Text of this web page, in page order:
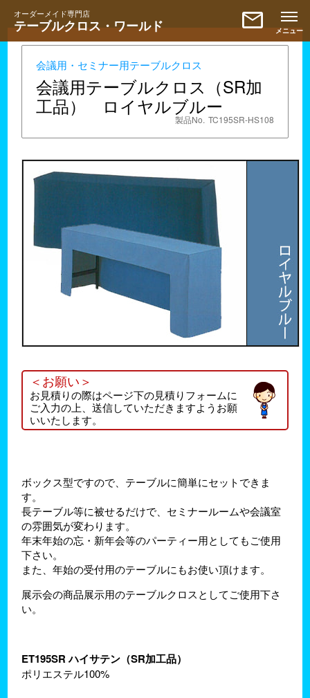
オーダーメイド専門店
テーブルクロス・ワールド mail
会議用・セミナー用テーブルクロス
会議用テーブルクロス（SR加
工品） ロイヤルブルー
製品No. TC195SR-HS108
＜お願い＞
お見積りの際はページ下の見積りフォームに
ご入力の上、送信していただきますようお願
いいたします。
ボックス型ですので、テーブルに簡単にセットできま
す。
長テーブル等に被せるだけで、セミナールームや会議室
の雰囲気が変わります。
年末年始の忘・新年会等のパーティー用としてもご使用
下さい。
また、年始の受付用のテーブルにもお使い頂けます。
展示会の商品展示用のテーブルクロスとしてご使用下さ
い。
ET195SR ハイサテン（SR加工品）
ポリエステル100%